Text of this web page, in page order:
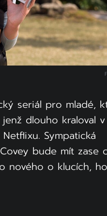
seriál pro mladé,
dlouho kraloval v
Sympatická
bude mít zase
nového o klucích,